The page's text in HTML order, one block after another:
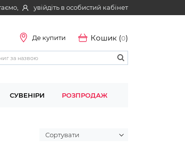
увійдіть в особистий кабінет
Де купити Кошик (0)
СУВЕНІРИ РОЗПРОДАЖ